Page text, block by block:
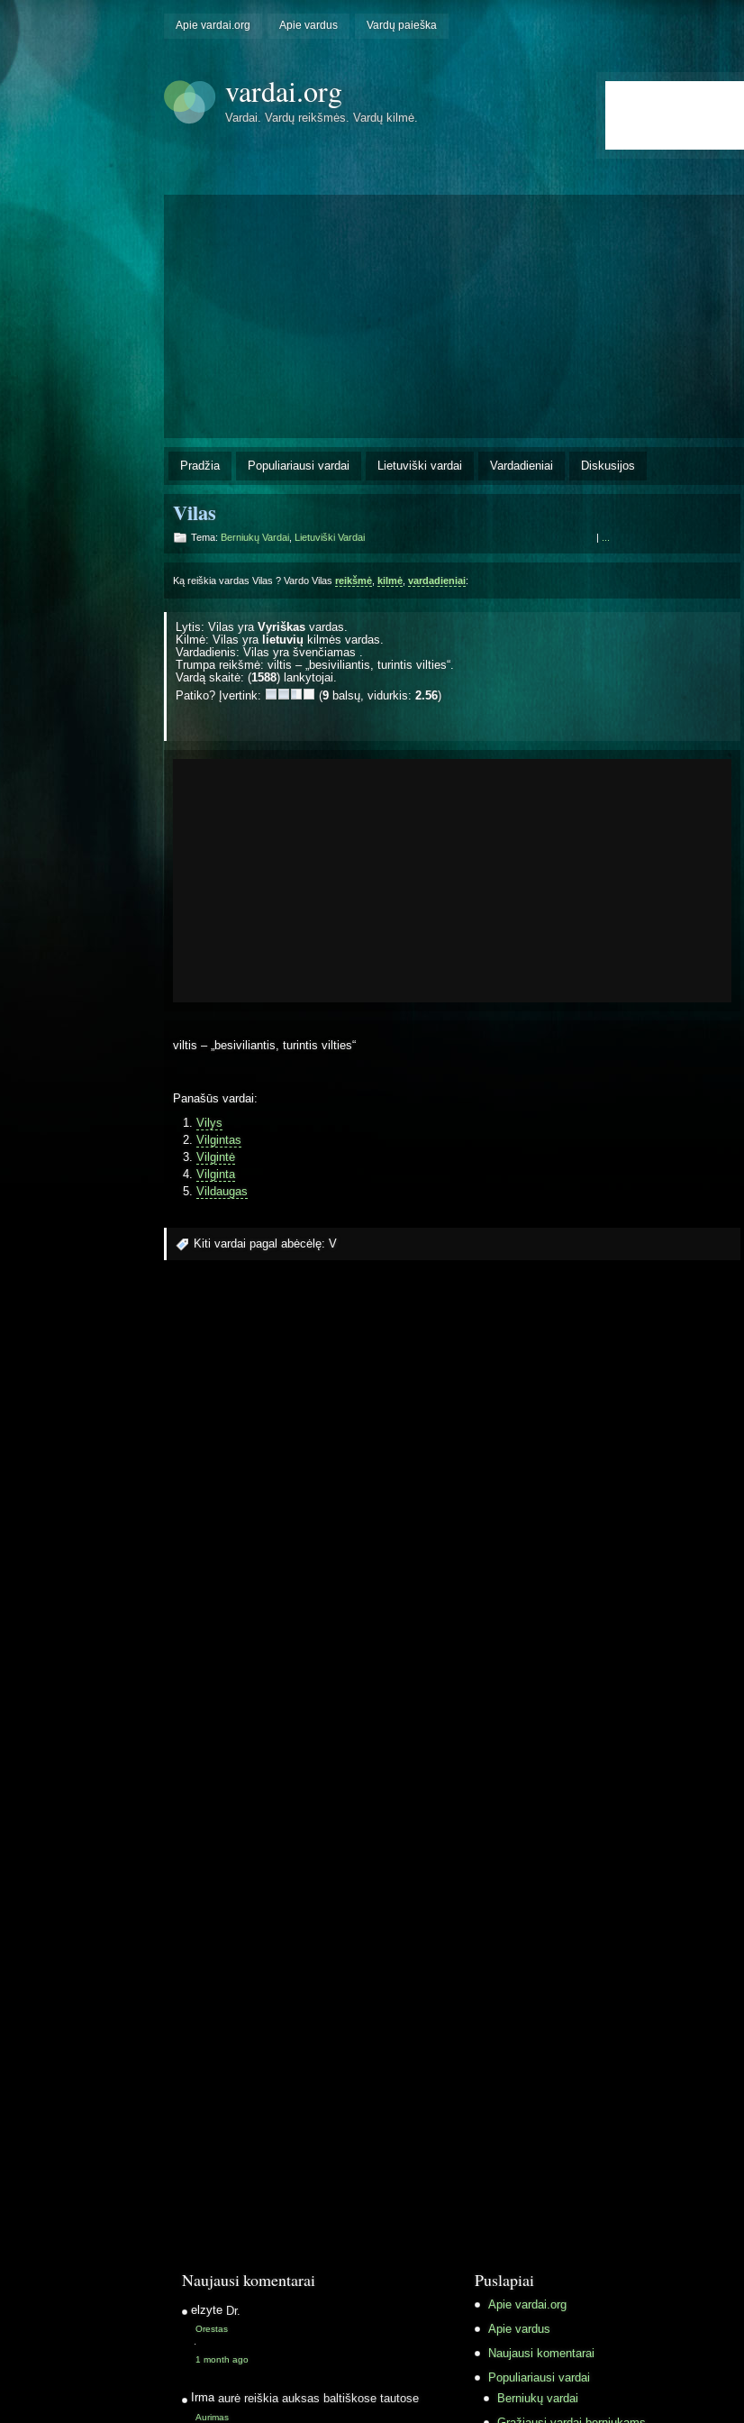
Apie vardai.org Apie vardus Vardų paieška
vardai.org
Vardai. Vardų reikšmės. Vardų kilmė.
Pradžia Populiariausi vardai Lietuviški vardai Vardadieniai Diskusijos
Vilas
Tema: Berniukų Vardai Lietuviški Vardai |
Ką reiškia vardas Vilas ? Vardo Vilas reikšmė kilmė vardadieniai:
Lytis: Vilas yra Vyriškas vardas.
Kilmė: Vilas yra lietuvių kilmės vardas.
Vardadienis: Vilas yra švenčiamas
Trumpa reikšmė: viltis – „besiviliantis, turintis vilties“.
Vardą skaitė: (1588) lankytojai.
Patiko? Įvertink:
(9 balsų, vidurkis: 2.56)
viltis – „besiviliantis, turintis vilties“
Panašūs vardai:
Vilys
Vilgintas
Vilgintė
Vilginta
Vildaugas
Kiti vardai pagal abėcėlę: V
Naujausi komentarai
elzyte Dr.
Orestas
·
1 month ago
Irma aurė reiškia auksas baltiškose tautose
Aurimas
Puslapiai
Apie vardai.org
Apie vardus
Naujausi komentarai
Populiariausi vardai
Berniukų vardai